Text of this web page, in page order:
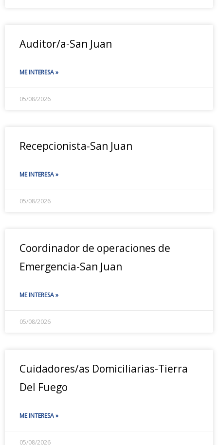
Auditor/a-San Juan
ME INTERESA »
05/08/2026
Recepcionista-San Juan
ME INTERESA »
05/08/2026
Coordinador de operaciones de
Emergencia-San Juan
ME INTERESA »
05/08/2026
Cuidadores/as Domiciliarias-Tierra
Del Fuego
ME INTERESA »
05/08/2026